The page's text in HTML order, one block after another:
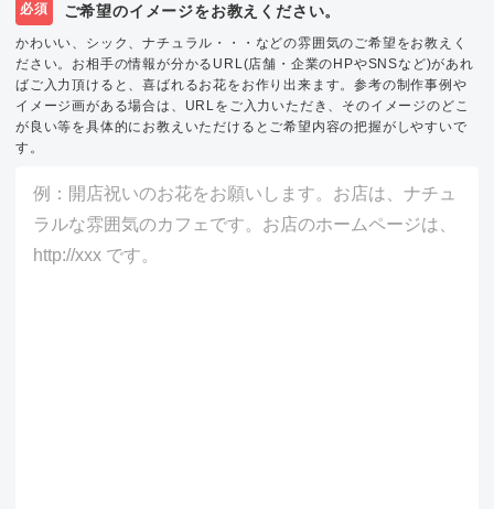
必須 ご希望のイメージをお教えください。
かわいい、シック、ナチュラル・・・などの雰囲気のご希望をお教えく
ださい。お相手の情報が分かるURL(店舗・企業のHPやSNSなど)があれ
ばご入力頂けると、喜ばれるお花をお作り出来ます。参考の制作事例や
イメージ画がある場合は、URLをご入力いただき、そのイメージのどこ
が良い等を具体的にお教えいただけるとご希望内容の把握がしやすいで
す。